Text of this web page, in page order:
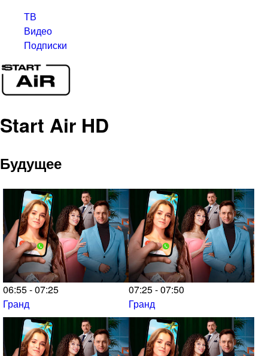
ТВ
Видео
Подписки
Start Air HD
Будущее
06:55 - 07:25
Гранд
07:25 - 07:50
Гранд